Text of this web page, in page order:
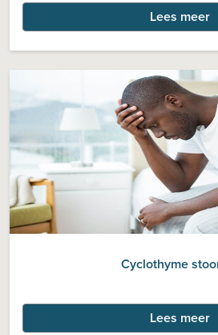
Lees meer
Cyclothyme
Lees meer